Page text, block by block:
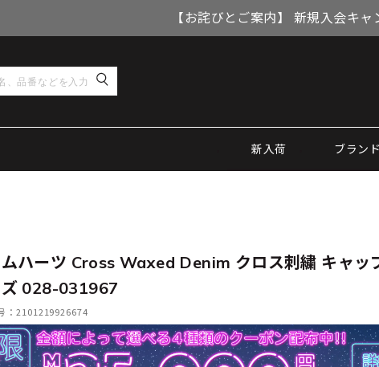
【お詫びとご案内】 新規入会キ
新入荷 ブラン
ハーツ Cross Waxed Denim クロス刺繍 キャッ
ズ 028-031967
：2101219926674